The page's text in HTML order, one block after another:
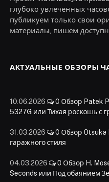
глубоко увлеченных
публикуем только свои
материалы, пишем
АКТУАЛЬНЫЕ ОБЗОРЫ
10.06.2026 0 Обзор Patek
5327G или Тихая роскошь с
31.03.2026 0 Обзор
гаражного стиля
04.03.2026 0 Обзор H.
Seconds или Под обаянием